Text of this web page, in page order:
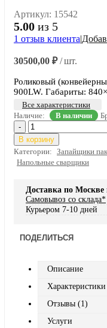
Артикул: 15542
5.00 из 5
1 отзыв клиента|
30500,00 ₽ / шт.
Роликовый
900LW. Габариты:
Все характеристики
Наличие:
В наличии
-
В корзину
Категории: Запайщики
Напольные сварщики
Доставка по Москве
Самовывоз со склада*
Курьером 7-10 дней
ПОДЕЛИТЬСЯ
Описание
Характеристики
Отзывы (1)
Услуги